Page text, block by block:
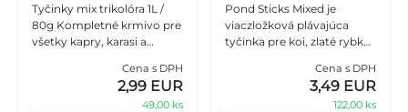
Tyčinky mix trikolóra 1L /
80g Kompletné krmivo pre
všetky kapry, karasi a
Správne vyvážené zloženie
zaručuje dokonalé,
Cena s DPH
2,99 EUR
49,00 ks
Pond Sticks Mixed je
viaczložková plávajúca
tyčinka pre koi, zlaté rybky
ryby chované v záhradných
jazierkach a rybníkoch. Sta
Cena s DPH
3,49 EUR
122,00 ks